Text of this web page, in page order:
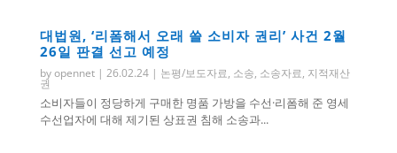
대법원, ‘리폼해서 오래 쓸 소비자 권리’ 사건 2월
26일 판결 선고 예정
byopennet| 26.02.24| 논평/보도자료, 소송, 소송자료, 지적재산
권
소비자들이 정당하게 구매한 명품 가방을 수선·리폼해 준 영세
수선업자에 대해 제기된 상표권 침해 소송과...